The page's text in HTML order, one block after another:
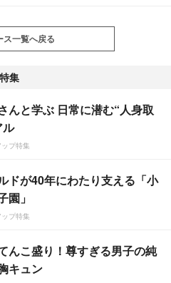
ス一覧へ戻る
集
んと学ぶ 日常に潜む“人身取
ル
プ特集
ドが40年にわたり支える「小
園」
プ特集
んこ盛り！尊すぎる男子の純
キュン